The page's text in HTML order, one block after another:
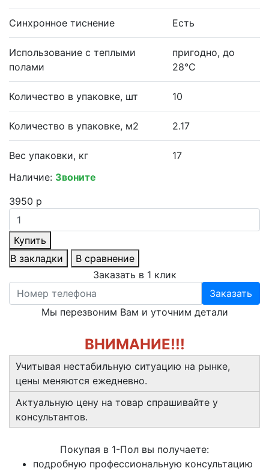
Синхронное тиснение Есть
Использование с теплыми
полами
пригодно, до
28°С
Количество в упаковке, шт 10
Количество в упаковке, м2 2.17
Вес упаковки, кг
17
Наличие: Звоните
3950 р
Купить
В закладки
В сравнение
Заказать в 1 клик
Заказать
Мы перезвоним Вам и уточним детали
ВНИМАНИЕ!!!
Учитывая нестабильную ситуацию на рынке,
цены меняются ежедневно.
Актуальную цену на товар спрашивайте у
консультантов.
Покупая в 1-Пол вы получаете:
подробную профессиональную консультацию